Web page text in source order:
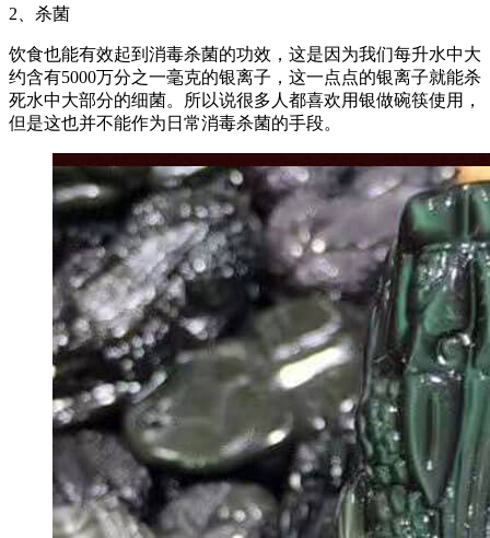
2、杀菌
饮食也能有效起到消毒杀菌的功效，这是因为我们每升水中大
约含有5000万分之一毫克的银离子，这一点点的银离子就能杀
死水中大部分的细菌。所以说很多人都喜欢用银做碗筷使用，
但是这也并不能作为日常消毒杀菌的手段。